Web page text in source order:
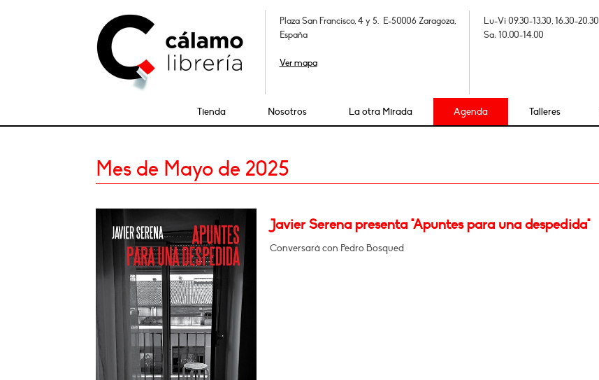
Plaza San Francisco, 4 y 5. E-50006 Zaragoza,
España
Ver mapa
Lu-Vi 09.30-13.30, 16.30-20.30
Sa: 10.00-14.00
Tienda Nosotros La otra Mirada Agenda Talleres
Mes de Mayo de 2025
Javier Serena presenta "Apuntes para una despedida"
Conversará con Pedro Bosqued